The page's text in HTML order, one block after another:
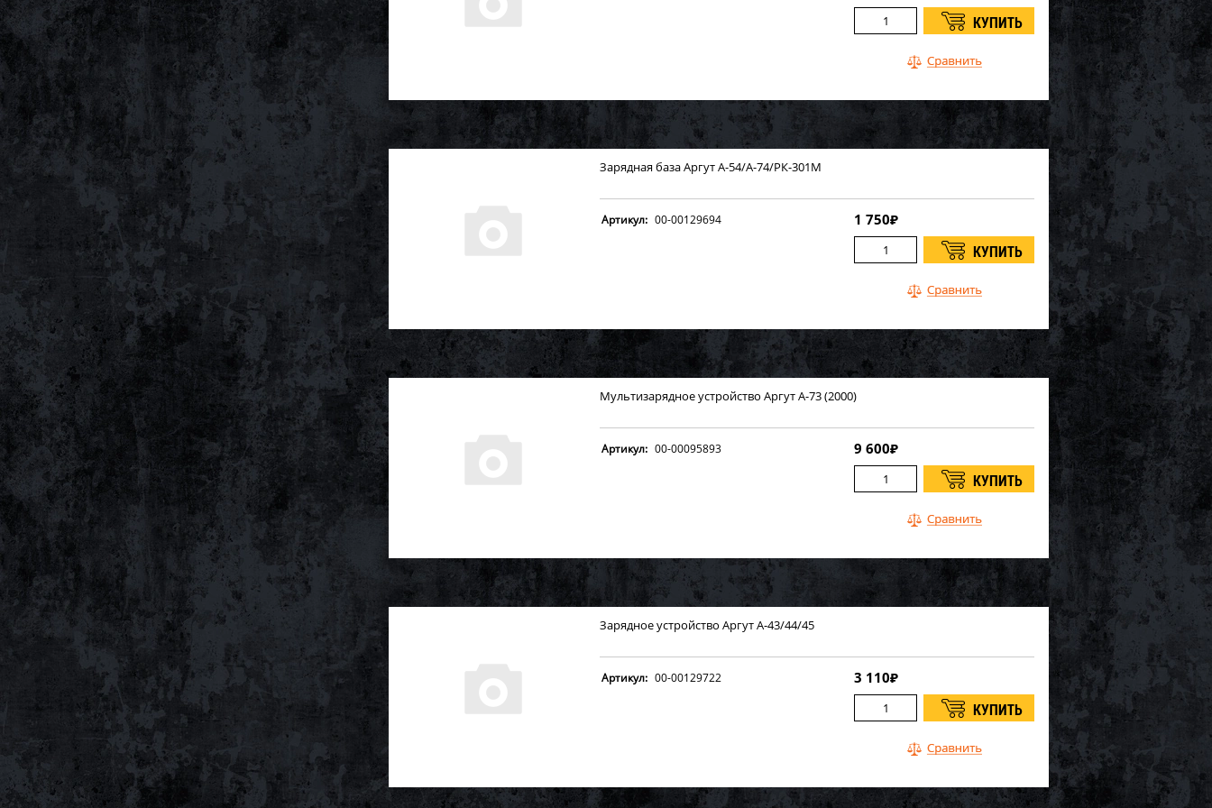
Зарядная база Аргут А-54/А-74/РК-301М
Артикул: 00-00129694 1 750₽
Мультизарядное устройство Аргут А-73 (2000)
Артикул: 00-00095893 9 600₽
Зарядное устройство Аргут А-43/44/45
Артикул: 00-00129722 3 110₽